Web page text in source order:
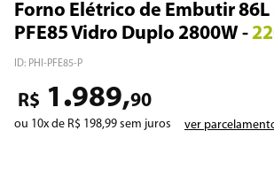
Forno Elétrico de Embutir 86L
PFE85 Vidro Duplo 2800W -
ID: PHI-PFE85-P
R$ 1 .989,90
ou 10x de R$ 198,99 sem juros ver
3º lava seca
4º aspiradores
5º geladeira